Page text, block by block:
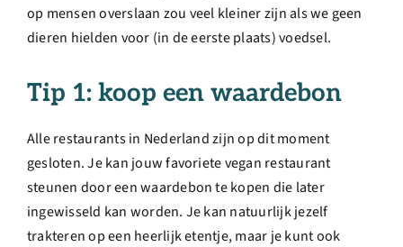
op mensen overslaan zou veel kleiner zijn als we geen
dieren hielden voor (in de eerste plaats) voedsel.
Tip 1: koop een waardebon
Alle restaurants in Nederland zijn op dit moment
gesloten. Je kan jouw favoriete vegan restaurant
steunen door een waardebon te kopen die later
ingewisseld kan worden. Je kan natuurlijk jezelf
trakteren op een heerlijk etentje, maar je kunt ook